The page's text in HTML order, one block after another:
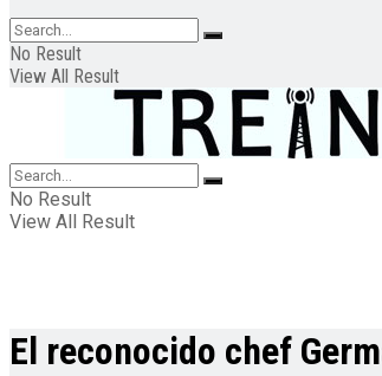
No Result
View All Result
No Result
View All Result
El reconocido chef